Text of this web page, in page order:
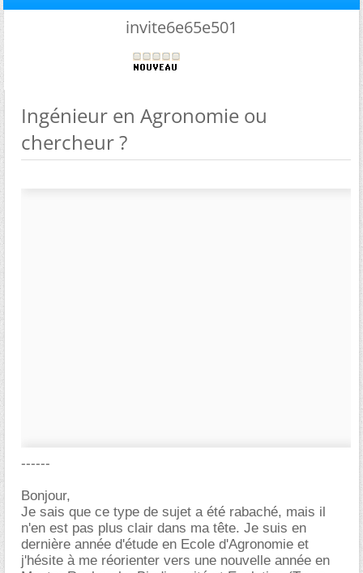
invite6e65e501
Ingénieur en Agronomie ou
chercheur ?
------
Bonjour,
Je sais que ce type de sujet a été rabaché, mais il
n'en est pas plus clair dans ma tête. Je suis en
dernière année d'étude en Ecole d'Agronomie et
j'hésite à me réorienter vers une nouvelle année en